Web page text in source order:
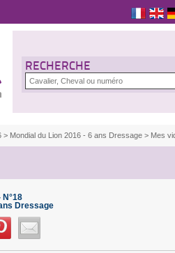
RECHERCHE
> Mondial du Lion 2016 - 6 ans Dressage > Mes
N°18
Dressage